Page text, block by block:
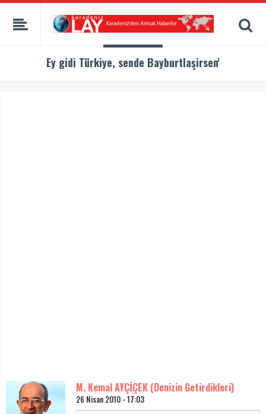
Ey gidi Türkiye, sende Bayburtlaşirsen'
M. Kemal AYÇİÇEK (Denizin Getirdikleri)
26 Nisan 2010 - 17:03